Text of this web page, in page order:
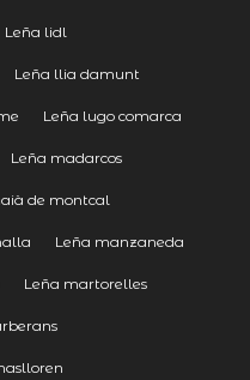
Leña lidl
Leña llia damunt
Leña lugo comarca
Leña madarcos
de montcal
Leña manzaneda
Leña martorelles